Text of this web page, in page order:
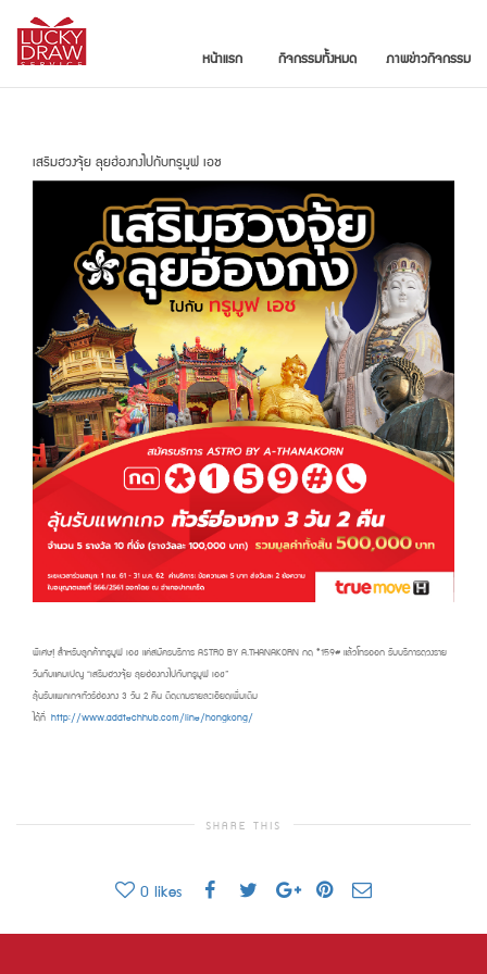
หน้าแรก กิจกรรมทั้งหมด ภาพข่าวกิจกรรม
เสริมฮวงจุ้ย ลุยฮ่องกงไปกับทรูมูฟ เอช
พิเศษ! สำหรับลูกค้าทรูมูฟ เอช แค่สมัครบริการ ASTRO BY A.THANAKORN กด *159# แล้วโทรออก รับบริการดวงราย
วันกับแคมเปญ “เสริมฮวงจุ้ย ลุยฮ่องกงไปกับทรูมูฟ เอช”
ลุ้นรับแพกเกจทัวร์ฮ่องกง 3 วัน 2 คืน ติดตามรายละเอียดเพิ่มเติม
ได้ที่ http://www.addtechhub.com/line/hongkong/
SHARE THIS
0likes